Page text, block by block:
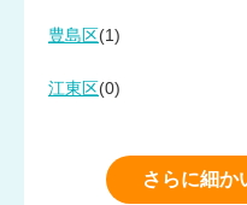
豊島区 (1)
江東区 (0)
さらに細